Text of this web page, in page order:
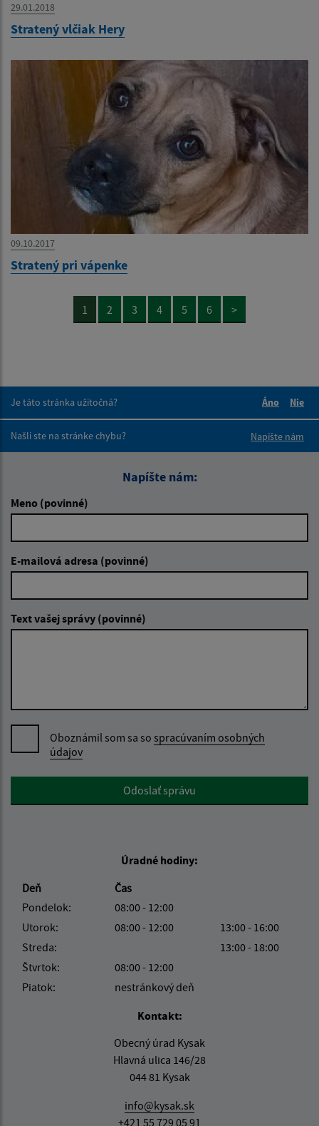
29.01.2018
Stratený vlčiak Hery
09.10.2017
Stratený pri vápenke
1 2 3 4 5 6 >
Je táto stránka užitočná?
Áno
Nie
Našli ste na stránke chybu?
Napíšte nám
Napíšte nám:
Meno (povinné)
E-mailová adresa (povinné)
Text vašej správy (povinné)
Oboznámil som sa so spracúvaním osobných
údajov
Google reCaptcha ResponseOdoslať správu
Úradné hodiny:
Deň
Čas
Pondelok:
08:00 - 12:00
Utorok:
08:00 - 12:00
13:00 - 16:00
Streda:
13:00 - 18:00
Štvrtok:
08:00 - 12:00
Piatok:
nestránkový deň
Kontakt:
Obecný úrad Kysak
Hlavná ulica 146/28
044 81 Kysak
info@kysak.sk
+421 55 729 05 91